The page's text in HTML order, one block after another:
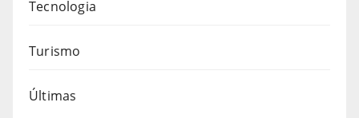
Tecnologia
Turismo
Últimas